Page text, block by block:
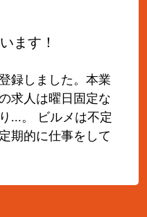
ます！
録しました。本業
求人は曜日固定な
...。 ビルメは不定
期的に仕事をして